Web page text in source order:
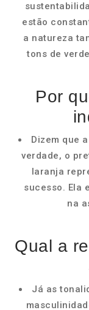
estão
a natureza
tons de
Por
Dizem que
verdade, o
laranja
sucesso. Ela
na
Qual a
Já as